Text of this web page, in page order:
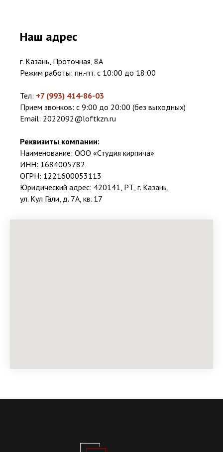
Наш адрес
г. Казань, Проточная, 8А
Режим работы: пн.-пт. с 10:00 до 18:00
Тел: +7 (993) 414-86-03
Прием звонков: с 9:00 до 20:00 (без выходных)
Email: 2022092@loftkzn.ru
Реквизиты компании:
Наименование: ООО «Студия кирпича»
ИНН: 1684005782
ОГРН: 1221600053113
Юридический адрес: 420141, РТ, г. Казань,
ул. Кул Гали, д. 7А, кв. 17